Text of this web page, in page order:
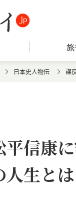
日本史人物伝 謀
信康
生と